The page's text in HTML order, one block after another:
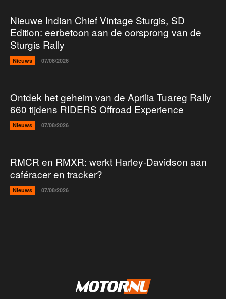
Nieuwe Indian Chief Vintage Sturgis, SD
Edition: eerbetoon aan de oorsprong van de
Sturgis Rally
Nieuws 07/08/2026
Ontdek het geheim van de Aprilia Tuareg Rally
660 tijdens RIDERS Offroad Experience
Nieuws 07/08/2026
RMCR en RMXR: werkt Harley-Davidson aan
caféracer en tracker?
Nieuws 07/08/2026